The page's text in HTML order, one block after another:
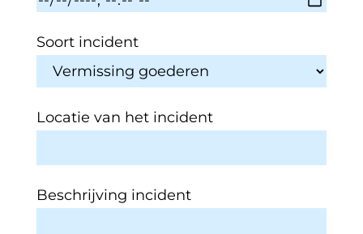
Soort incident
Locatie van het incident
Beschrijving incident